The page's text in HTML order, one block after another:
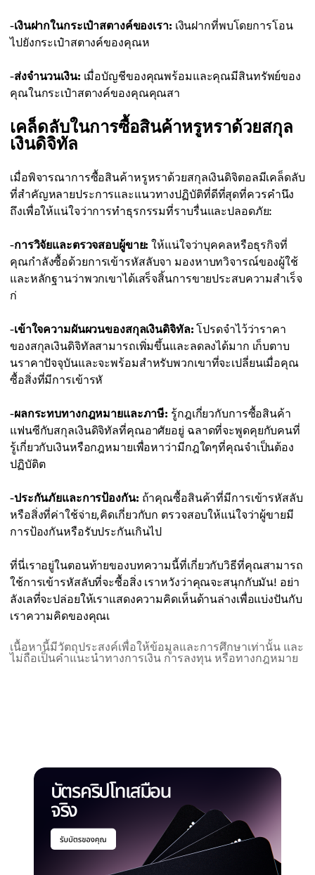
-เงินฝากในกระเป๋าสตางค์ของเรา: เงินฝากที่พบโดยการโอน
ไปยังกระเป๋าสตางค์ของคุณห
-ส่งจำนวนเงิน: เมื่อบัญชีของคุณพร้อมและคุณมีสินทรัพย์ของ
คุณในกระเป๋าสตางค์ของคุณคุณสา
เคล็ดลับในการซื้อสินค้าหรูหราด้วยสกุล
เงินดิจิทัล
เมื่อพิจารณาการซื้อสินค้าหรูหราด้วยสกุลเงินดิจิตอลมีเคล็ดลับ
ที่สำคัญหลายประการและแนวทางปฏิบัติที่ดีที่สุดที่ควรคำนึง
ถึงเพื่อให้แน่ใจว่าการทำธุรกรรมที่ราบรื่นและปลอดภัย:
-การวิจัยและตรวจสอบผู้ขาย: ให้แน่ใจว่าบุคคลหรือธุรกิจที่
คุณกำลังซื้อด้วยการเข้ารหัสลับจา มองหาบทวิจารณ์ของผู้ใช้
และหลักฐานว่าพวกเขาได้เสร็จสิ้นการขายประสบความสำเร็จ
ก่
-เข้าใจความผันผวนของสกุลเงินดิจิทัล: โปรดจำไว้ว่าราคา
ของสกุลเงินดิจิทัลสามารถเพิ่มขึ้นและลดลงได้มาก เก็บตาบ
นราคาปัจจุบันและจะพร้อมสำหรับพวกเขาที่จะเปลี่ยนเมื่อคุณ
ซื้อสิ่งที่มีการเข้ารหั
-ผลกระทบทางกฎหมายและภาษี: รู้กฎเกี่ยวกับการซื้อสินค้า
แฟนซีกับสกุลเงินดิจิทัลที่คุณอาศัยอยู่ ฉลาดที่จะพูดคุยกับคนที่
รู้เกี่ยวกับเงินหรือกฎหมายเพื่อหาว่ามีกฎใดๆที่คุณจำเป็นต้อง
ปฏิบัติต
-ประกันภัยและการป้องกัน: ถ้าคุณซื้อสินค้าที่มีการเข้ารหัสลับ
หรือสิ่งที่ค่าใช้จ่าย,คิดเกี่ยวกับก ตรวจสอบให้แน่ใจว่าผู้ขายมี
การป้องกันหรือรับประกันเกินไป
ที่นี่เราอยู่ในตอนท้ายของบทความนี้ที่เกี่ยวกับวิธีที่คุณสามารถ
ใช้การเข้ารหัสลับที่จะซื้อสิ่ง เราหวังว่าคุณจะสนุกกับมัน! อย่า
ลังเลที่จะปล่อยให้เราแสดงความคิดเห็นด้านล่างเพื่อแบ่งปันกับ
เราความคิดของคุณเ
เนื้อหานี้มีวัตถุประสงค์เพื่อให้ข้อมูลและการศึกษาเท่านั้น และ
ไม่ถือเป็นคำแนะนำทางการเงิน การลงทุน หรือทางกฎหมาย